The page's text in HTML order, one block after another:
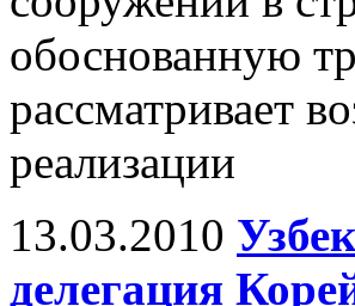
обоснованную
рассматривает
реализации
13.03.2010
делегация